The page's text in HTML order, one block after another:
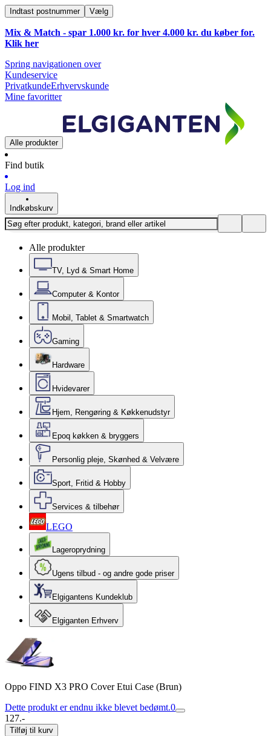
Indtast postnummer Vælg
Mix & Match - spar 1.000 kr. for hver 4.000 kr. du køber for.
Klik her
Spring navigationen over
Kundeservice
PrivatkundeErhvervskunde
Mine favoritter
Alle produkter
Find butik
Log ind
Indkøbskurv
Alle produkter
TV, Lyd & Smart Home
Computer & Kontor
Mobil, Tablet & Smartwatch
Gaming
Hardware
Hvidevarer
Hjem, Rengøring & Køkkenudstyr
Epoq køkken & bryggers
Personlig pleje, Skønhed & Velvære
Sport, Fritid & Hobby
Services & tilbehør
LEGO
Lageroprydning
Ugens tilbud - og andre gode priser
Elgigantens Kundeklub
Elgiganten Erhverv
Oppo FIND X3 PRO Cover Etui Case (Brun)
Dette produkt er endnu ikke blevet bedømt.0
127.-
Tilføj til kurv